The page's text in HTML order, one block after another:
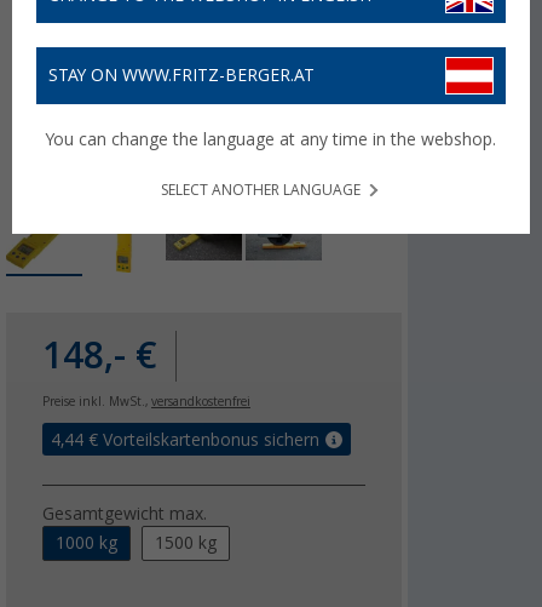
148,- €
Preise inkl. MwSt., versandkostenfrei
4,44 € Vorteilskartenbonus sichern
Gesamtgewicht max.
1000 kg
1500 kg
STAY ON WWW.FRITZ-BERGER.AT
You can change the language at any time in the webshop.
SELECT ANOTHER LANGUAGE